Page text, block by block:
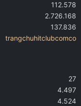
112.578
2.726.168
137.836
trangchuhitclubcomco
27
4.497
4.524